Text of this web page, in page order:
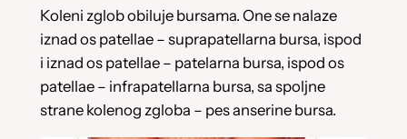
Koleni zglob obiluje bursama. One se nalaze
iznad os patellae – suprapatellarna bursa, ispod
i iznad os patellae – patelarna bursa, ispod os
patellae – infrapatellarna bursa, sa spoljne
strane kolenog zgloba – pes anserine bursa.